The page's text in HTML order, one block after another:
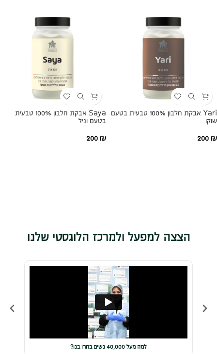
Yari אבקת חלבון 100% טבעית בטעם
שוקו
200 ₪
Saya אבקת חלבון 100% טבעית
בטעם וניל
200 ₪
הצצה למפעל ולמרכז הלוגסטי שלנו
למה מעל 40,000 נשים בחרו בנו?